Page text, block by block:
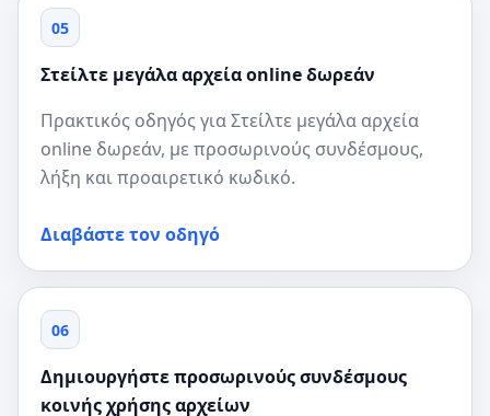
05
Στείλτε μεγάλα αρχεία online δωρεάν
Πρακτικός οδηγός για Στείλτε μεγάλα αρχεία
online δωρεάν, με προσωρινούς συνδέσμους,
λήξη και προαιρετικό κωδικό.
Διαβάστε τον οδηγό
06
Δημιουργήστε προσωρινούς συνδέσμους
κοινής χρήσης αρχείων